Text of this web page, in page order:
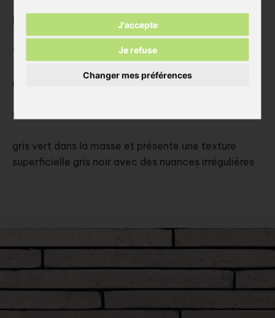
J'accepte
Je refuse
Changer mes préférences
brique moulée sciées
Texture:
non-sablées, sans nervure
Couleur:
gris vert dans la masse et présente une texture
superficielle gris noir avec des nuances irrégulières